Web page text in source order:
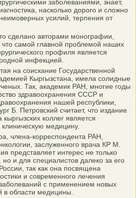
заболеваниями, знает,
насколько дорого и сложно
усилий, терпения от
сделано авторами монографии,
самой главной проблемой наших
профиля является
инфекцией.
на соискание Государственной
Кыргызстана, имела солидные
Так, академик РАН, многие годы
здравоохранения СССР и
нашей республики,
Б. Петровский считает, что издание
коллег является
медицину.
члена-корреспондента РАН,
заслуженного врача КР М.
представляет интерес не только
и для специалистов далеко за его
так как она посвящена
и современного лечения
с применением новых
в области медицины.